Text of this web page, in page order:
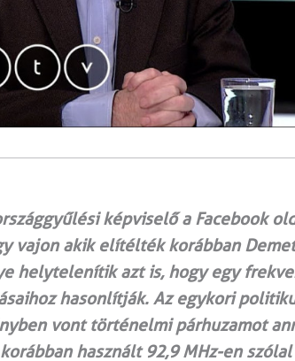
képviselő a Facebook
vajon akik elítélték korábban
helytelenítik azt is, hogy egy
hasonlítják. Az egykori
vont történelmi párhuzamot
használt 92,9 MHz-en szólal